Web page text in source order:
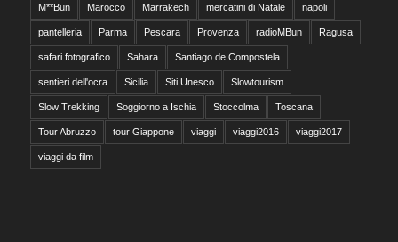
M**Bun Marocco Marrakech mercatini di Natale napoli
pantelleria Parma Pescara Provenza radioMBun Ragusa
safari fotografico Sahara Santiago de Compostela
sentieri dell'ocra Sicilia Siti Unesco Slowtourism
Slow Trekking Soggiorno a Ischia Stoccolma Toscana
Tour Abruzzo tour Giappone viaggi viaggi2016 viaggi2017
viaggi da film